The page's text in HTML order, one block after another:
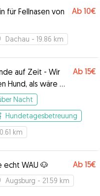
und Sebastian hat meine
gut angenommen und
hatte ich ein sehr
ihr spazieren war. Vielen
für Fellnasen von
Ab 10€
Dachau - 19.86 km
auf Zeit - Wir
Hund, als wäre es
Ab 15€
Nacht
Hundetagesbetreuung
km
echt WAU 🐶 Ab 15€
Augsburg - 21.59 km